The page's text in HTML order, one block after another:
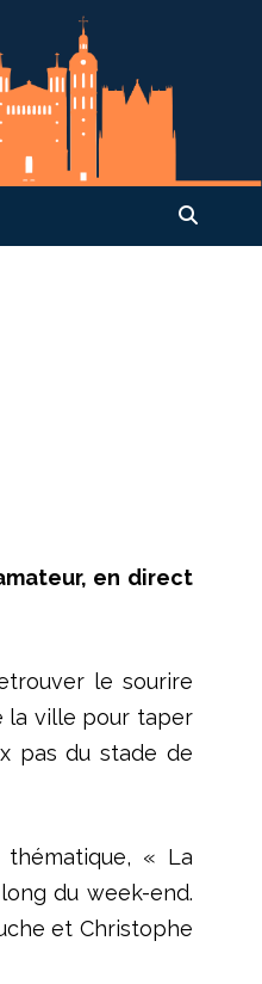
en direct
le sourire
la ville pour taper
pas du stade de
« La
du week-end.
et Christophe